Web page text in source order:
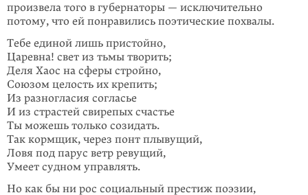
произвела того в губернаторы — исключительно
потому, что ей понравились поэтические похвалы.
Тебе единой лишь пристойно,
Царевна! свет из тьмы творить;
Деля Хаос на сферы стройно,
Союзом целость их крепить;
Из разногласия согласье
И из страстей свирепых счастье
Ты можешь только созидать.
Так кормщик, через понт плывущий,
Ловя под парус ветр ревущий,
Умеет судном управлять.
Но как бы ни рос социальный престиж поэзии,